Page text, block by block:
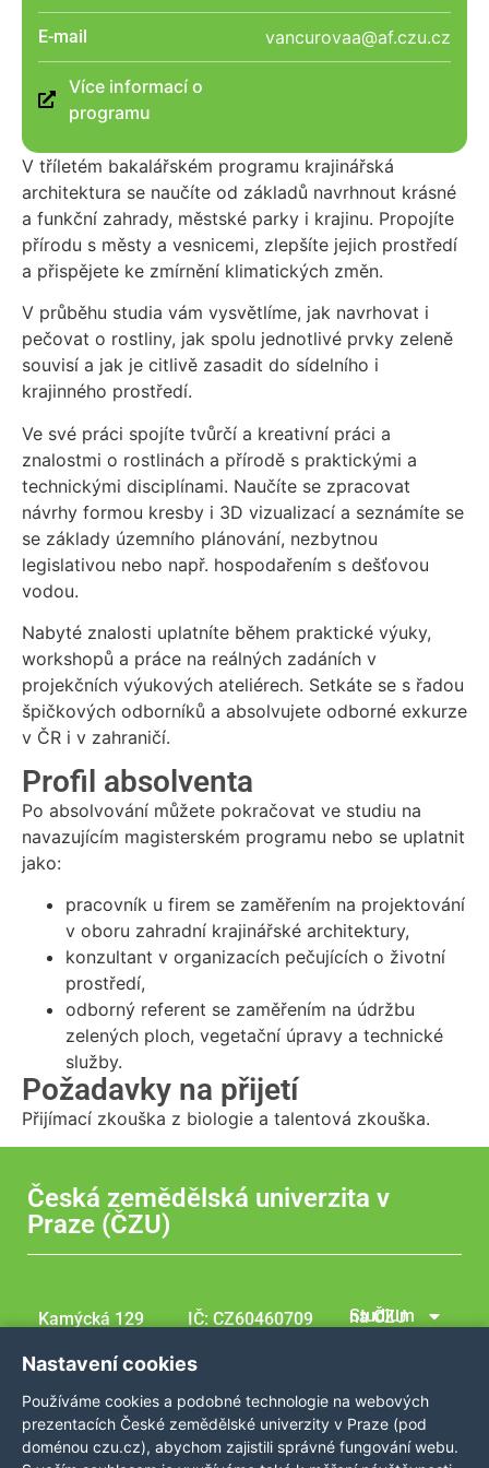
V tříletém bakalářském programu krajinářská
architektura se naučíte od základů navrhnout krásné
a funkční zahrady, městské parky i krajinu. Propojíte
přírodu s městy a vesnicemi, zlepšíte jejich prostředí
a přispějete ke zmírnění klimatických změn.
V průběhu studia vám vysvětlíme, jak navrhovat i
pečovat o rostliny, jak spolu jednotlivé prvky zeleně
souvisí a jak je citlivě zasadit do sídelního i
krajinného prostředí.
Ve své práci spojíte tvůrčí a kreativní práci a
znalostmi o rostlinách a přírodě s praktickými a
technickými disciplínami. Naučíte se zpracovat
návrhy formou kresby i 3D vizualizací a seznámíte se
se základy územního plánování, nezbytnou
legislativou nebo např. hospodařením s dešťovou
vodou.
Nabyté znalosti uplatníte během praktické výuky,
workshopů a práce na reálných zadáních v
projekčních výukových ateliérech. Setkáte se s řadou
špičkových odborníků a absolvujete odborné exkurze
v ČR i v zahraničí.
Profil absolventa
Po absolvování můžete pokračovat ve studiu na
navazujícím magisterském programu nebo se uplatnit
jako:
pracovník u firem se zaměřením na projektování
v oboru zahradní krajinářské architektury,
konzultant v organizacích pečujících o životní
prostředí,
odborný referent se zaměřením na údržbu
zelených ploch, vegetační úpravy a technické
služby.
Požadavky na přijetí
Přijímací zkouška z biologie a talentová zkouška.
E-mail vancurovaa@af.czu.cz
Více informací o
programu
Česká zemědělská univerzita v
Praze (ČZU)
Kamýcká 129
Suchdol
Česká republka
IČ: CZ60460709
381 111
GPS
coordinates:
Studium na ČZU
Kontakt
Nastavení cookies
Používáme cookies a podobné technologie na webových
prezentacích České zemědělské univerzity v Praze (pod
doménou czu.cz), abychom zajistili správné fungování webu.